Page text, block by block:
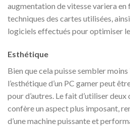
augmentation de vitesse variera
techniques des cartes utilisées,
logiciels effectués pour optimiser
Esthétique
Bien que cela puisse sembler
l’esthétique d’un PC gamer peut
pour d’autres. Le fait d’utiliser deux
confère un aspect plus imposant,
d’une machine puissante et